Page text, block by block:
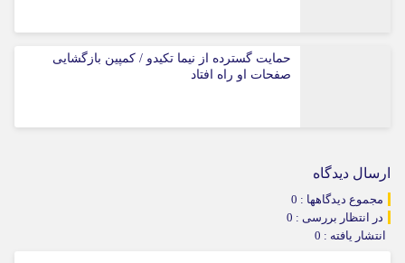
حمایت گسترده از نیما تکیدو / کمپین بازگشایی
صفحات او راه افتاد
ارسال دیدگاه
مجموع دیدگاهها : 0
در انتظار بررسی : 0
انتشار یافته : 0